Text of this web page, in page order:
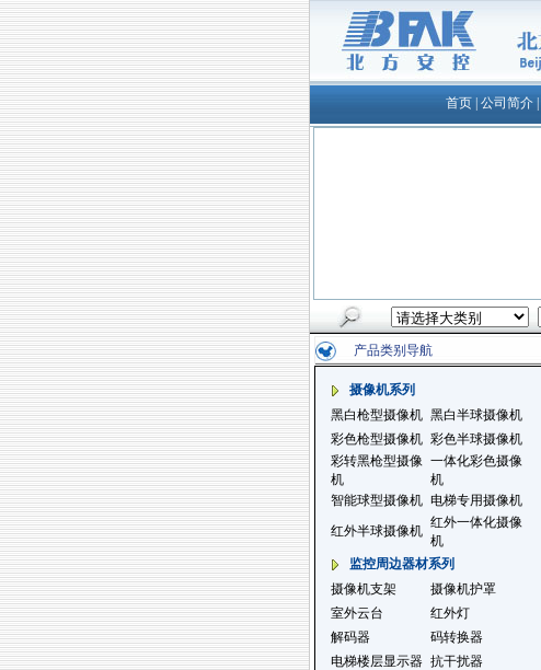
首页| 公司简介|
产品类别导航
摄像机系列
黑白枪型摄像机 黑白半球摄像机
彩色枪型摄像机 彩色半球摄像机
彩转黑枪型摄像
机
一体化彩色摄像
机
智能球型摄像机 电梯专用摄像机
红外半球摄像机
红外一体化摄像
机
监控周边器材系列
摄像机支架
摄像机护罩
室外云台
红外灯
解码器
码转换器
电梯楼层显示器 抗干扰器